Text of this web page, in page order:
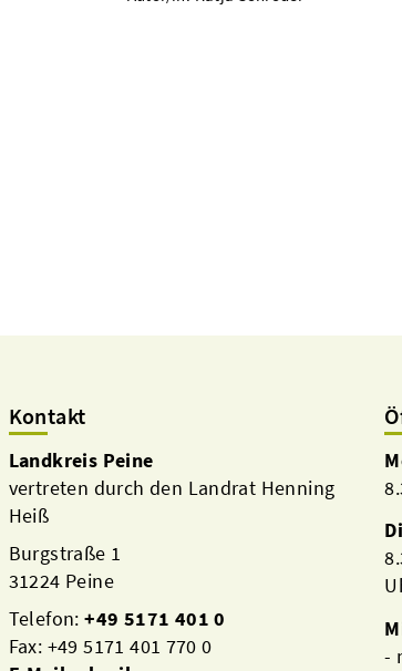
Kontakt
Landkreis Peine
vertreten durch den Landrat Henning
Heiß
Burgstraße 1
31224 Peine
Telefon:+49 5171 401 0
Fax: +49 5171 401 770 0
-